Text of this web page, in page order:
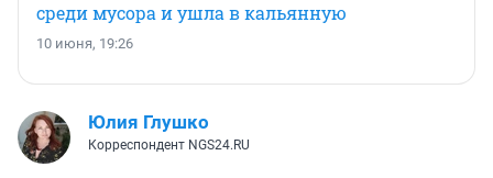
среди мусора и ушла в кальянную
10 июня, 19:26
Юлия Глушко
Корреспондент NGS24.RU